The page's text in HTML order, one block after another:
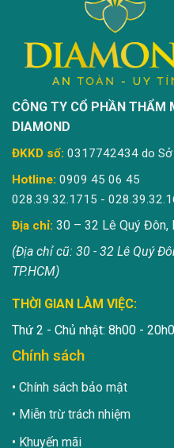
CÔNG TY CỔ PHẦN THẨM
DIAMOND
ĐKKD số: 0317742434 do
Hotline: 0909 45 06 45
028.39.32.1715 -
Địa chỉ: 30 – 32 Lê Quý Đôn,
(Địa chỉ cũ: 30 - 32 Lê Quý
TP.HCM)
THỜI GIAN LÀM VIỆC:
Thứ 2 - Chủ nhật: 8h00 -
Chính sách
Chính sách bảo mật
Miễn trừ trách nhiệm
Khuyến mãi